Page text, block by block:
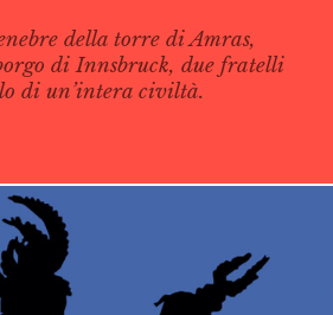
della torre di Amras,
di Innsbruck, due fratelli
di un’intera civiltà.